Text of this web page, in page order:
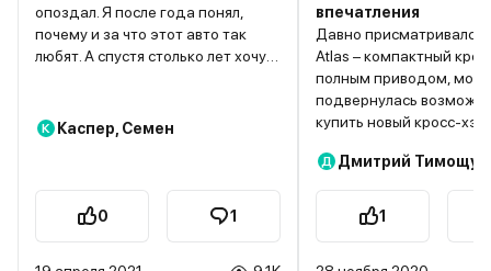
опоздал. Я после года понял,
почему и за что этот авто так
любят. А спустя столько лет хочу
вождение, ходовка, т.д. Мне
поделиться некоторыми
нюансами, т.е. как с этим
К Каспер, Семен
0 1
впечатления
Давно присматривался
Atlas – компактный
полным приводом,
подвернулась
купить новый кросс-
растет, поэтому
средств оказалось
внешне автомобиль
Д Дмитрий Тимощук
1